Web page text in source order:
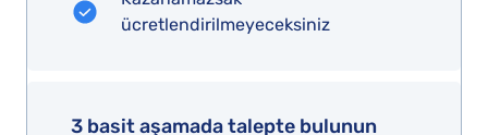
ücretlendirilmeyeceksiniz
3 basit aşamada talepte bulunun